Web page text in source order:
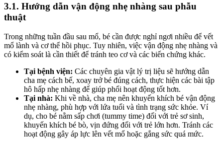
3.1. Hướng dẫn vận động nhẹ nhàng sau phẫu
thuật
Trong những tuần đầu sau mổ, bé cần được nghỉ ngơi nhiều để vết
mổ lành và cơ thể hồi phục. Tuy nhiên, việc vận động nhẹ nhàng và
có kiểm soát là cần thiết để tránh teo cơ và các biến chứng khác.
Tại bệnh viện: Các chuyên gia vật lý trị liệu sẽ hướng dẫn
cha mẹ cách bế, xoay trở bé đúng cách, thực hiện các bài tập
hô hấp nhẹ nhàng để giúp phổi hoạt động tốt hơn.
Tại nhà: Khi về nhà, cha mẹ nên khuyến khích bé vận động
nhẹ nhàng, phù hợp với lứa tuổi và tình trạng sức khỏe. Ví
dụ, cho bé nằm sấp chơi (tummy time) đối với trẻ sơ sinh,
khuyến khích bé bò, vịn đứng đối với trẻ lớn hơn. Tránh các
hoạt động gây áp lực lên vết mổ hoặc gắng sức quá mức.